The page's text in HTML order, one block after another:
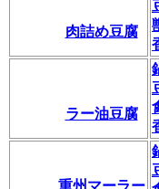
肉詰め豆腐
ラー油豆腐
重州マーラー